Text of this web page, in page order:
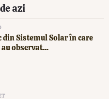
azi
din Sistemul Solar în care
observat...